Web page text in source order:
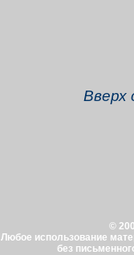
Вверх
©
Любое использование
без